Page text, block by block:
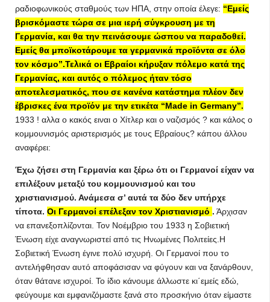
ραδιοφωνικούς σταθμούς των ΗΠΑ, στην οποία έλεγε: “Εμείς
βρισκόμαστε τώρα σε μια ιερή σύγκρουση με τη
Γερμανία, και θα την πεινάσουμε ώσπου να παραδοθεί.
Εμείς θα μποϊκοτάρουμε τα γερμανικά προϊόντα σε όλο
τον κόσμο”.Τελικά οι Εβραίοι κήρυξαν πόλεμο κατά της
Γερμανίας, και αυτός ο πόλεμος ήταν τόσο
αποτελεσματικός, που σε κανένα κατάστημα πλέον δεν
έβρισκες ένα προϊόν με την ετικέτα “Made in Germany”.
1933 ! αλλα ο κακός ειναι ο Χίτλερ και ο ναζισμός ? και κάλος ο
κομμουνισμός αριστερισμός με τους Εβραίους? κάπου άλλου
αναφέρει:
Έχω ζήσει στη Γερμανία και ξέρω ότι οι Γερμανοί είχαν να
επιλέξουν μεταξύ του κομμουνισμού και του
χριστιανισμού. Ανάμεσα σ’ αυτά τα δύο δεν υπήρχε
τίποτα. Οι Γερμανοί επέλεξαν τον Χριστιανισμό . Άρχισαν
να επανεξοπλίζονται. Τον Νοέμβριο του 1933 η Σοβιετική
Ένωση είχε αναγνωριστεί από τις Ηνωμένες Πολιτείες.Η
Σοβιετική Ένωση έγινε πολύ ισχυρή. Οι Γερμανοί που το
αντελήφθησαν αυτό αποφάσισαν να φύγουν και να ξανάρθουν,
όταν θάτανε ισχυροί. Το ίδιο κάνουμε άλλωστε κι΄εμείς εδώ,
φεύγουμε και εμφανιζόμαστε ξανά στο προσκήνιο όταν είμαστε